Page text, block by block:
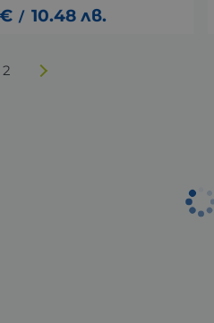
€ / 10.48 лв.
2